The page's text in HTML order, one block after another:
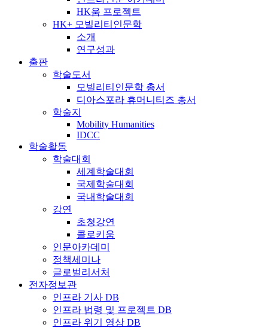
HK움 프로젝트
HK+ 모빌리티인문학
소개
연구성과
출판
학술도서
모빌리티인문학 총서
디아스포라 휴머니티즈 총서
학술지
Mobility Humanities
IDCC
학술활동
학술대회
세계학술대회
국제학술대회
국내학술대회
강연
초청강연
콜로키움
인문아카데미
정책세미나
글로벌리서처
전자정보관
인프라 기사 DB
인프라 법령 및 프로젝트 DB
인프라 위기 영상 DB